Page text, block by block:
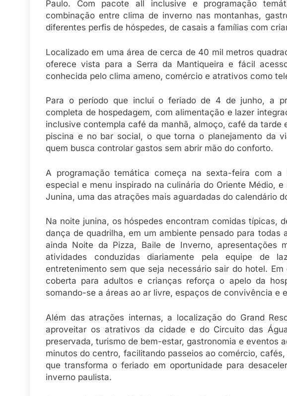
Paulo. Com pacote all inclusive e programação
combinação entre clima de inverno nas montanhas,
diferentes perfis de hóspedes, de casais a famílias com
Localizado em uma área de cerca de 40 mil metros
oferece vista para a Serra da Mantiqueira e fácil
conhecida pelo clima ameno, comércio e atrativos como
Para o período que inclui o feriado de 4 de junho, a
completa de hospedagem, com alimentação e lazer
inclusive contempla café da manhã, almoço, café da tarde
piscina e no bar social, o que torna o planejamento da
quem busca controlar gastos sem abrir mão do conforto.
A programação temática começa na sexta-feira com
especial e menu inspirado na culinária do Oriente Médio,
Junina, uma das atrações mais aguardadas do calendário
Na noite junina, os hóspedes encontram comidas típicas,
dança de quadrilha, em um ambiente pensado para todas
ainda Noite da Pizza, Baile de Inverno, apresentações
atividades conduzidas diariamente pela equipe de
entretenimento sem que seja necessário sair do hotel.
coberta para adultos e crianças reforça o apelo da
somando-se a áreas ao ar livre, espaços de convivência e
Além das atrações internas, a localização do Grand
aproveitar os atrativos da cidade e do Circuito das
preservada, turismo de bem-estar, gastronomia e eventos
minutos do centro, facilitando passeios ao comércio,
que transforma o feriado em oportunidade para
inverno paulista.